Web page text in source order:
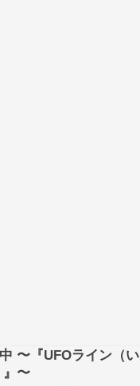
〜『UFOライン（い
』〜